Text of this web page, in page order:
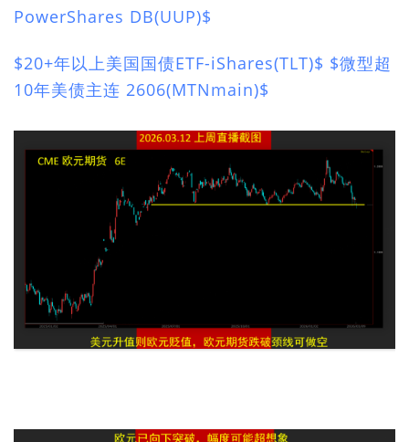
PowerShares DB(UUP)$
$20+年以上美国国债ETF-iShares(TLT)$ $微型超
10年美债主连 2606(MTNmain)$